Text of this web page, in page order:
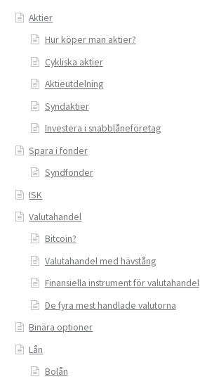
Samla ihop dina lån
SMS-lån
Terminer
Undvik bedragare
Valutahandel
Valutahandel med hävstång
Aktier
Hur köper man aktier?
Cykliska aktier
Aktieutdelning
Syndaktier
Investera i snabblåneföretag
Spara i fonder
Syndfonder
ISK
Valutahandel
Bitcoin?
Valutahandel med hävstång
Finansiella instrument för valutahandel
De fyra mest handlade valutorna
Binära optioner
Lån
Bolån